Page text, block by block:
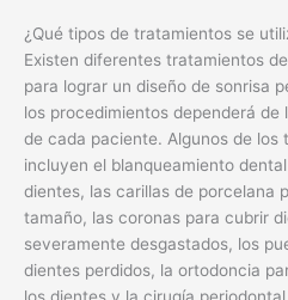
¿Qué tipos de tratamientos se
Existen diferentes tratamientos
para lograr un diseño de sonrisa
los procedimientos dependerá de
de cada paciente. Algunos de los
incluyen el blanqueamiento
dientes, las carillas de porcelana
tamaño, las coronas para cubrir
severamente desgastados, los
dientes perdidos, la ortodoncia